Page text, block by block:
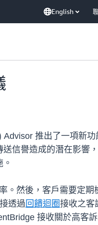
English
推出了一項新
信譽造成的潛在影響
然後，客戶需要定期
透過 回饋迴圈接收之客
接收關於高客